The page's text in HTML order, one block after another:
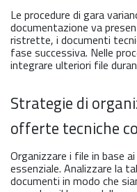
Le procedure di gara
documentazione va
ristrette, i documenti
fase successiva. Nelle
integrare ulteriori file
Strategie di
offerte tecniche
Organizzare i file in base
essenziale. Analizzare la
documenti in modo che